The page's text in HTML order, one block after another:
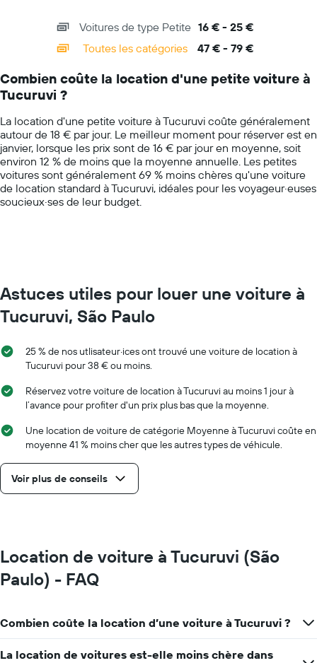
categories.
The
has
1
Y
axis
displaying
values.
Range:
Voitures de type Petite 16 € - 25 €
Toutes les catégories
47 € - 79 €
Combien coûte la location d'une petite voiture à
Tucuruvi ?
La location d'une petite voiture à Tucuruvi coûte généralement
autour de 18 € par jour. Le meilleur moment pour réserver est en
janvier, lorsque les prix sont de 16 € par jour en moyenne, soit
environ 12 % de moins que la moyenne annuelle. Les petites
voitures sont généralement 69 % moins chères qu'une voiture
de location standard à Tucuruvi, idéales pour les voyageur·euses
soucieux·ses de leur budget.
Astuces utiles pour louer une voiture à
Tucuruvi, São Paulo
25 % de nos utlisateur·ices ont trouvé une voiture de location à
Tucuruvi pour 38 € ou moins.
Réservez votre voiture de location à Tucuruvi au moins 1 jour à
l’avance pour profiter d'un prix plus bas que la moyenne.
Une location de voiture de catégorie Moyenne à Tucuruvi coûte en
moyenne 41 % moins cher que les autres types de véhicule.
Voir plus de conseils
Location de voiture à Tucuruvi (São
Paulo) - FAQ
Combien coûte la location d’une voiture à Tucuruvi ?
La location de voitures est-elle moins chère dans